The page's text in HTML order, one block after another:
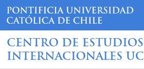
CENTRO DE ESTUDIOS
INTERNACIONALES UC